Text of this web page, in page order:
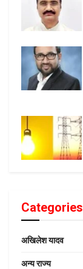
Categories
अखिलेश यादव
अन्य राज्य